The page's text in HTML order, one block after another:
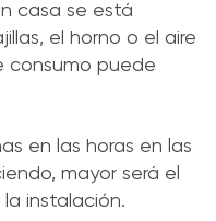
casa se está
el horno o el aire
consumo puede
en las horas en las
mayor será el
instalación.